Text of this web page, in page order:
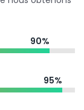
90%
95%